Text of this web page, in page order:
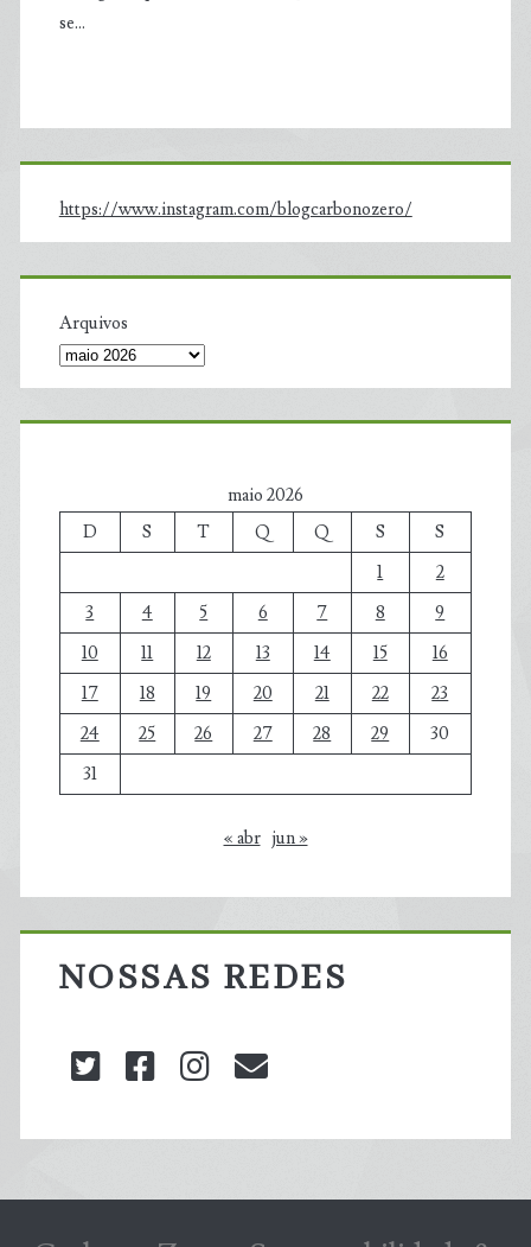
se…
https://www.instagram.com/blogcarbonozero/
Arquivos
maio 2026
D
S T Q Q S
S
1
2
3
4 5 6 7 8
9
10
11 12 13 14 15
16
17
18 19 20 21 22
23
24
25 26 27 28 29
30
31
« abr jun »
NOSSAS REDES
twitterfacebookinstagram